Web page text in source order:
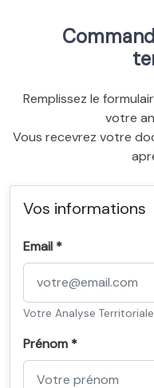
Remplissez le
votre
Vous recevrez votre
Vos informations
Email *
Votre Analyse
Prénom *